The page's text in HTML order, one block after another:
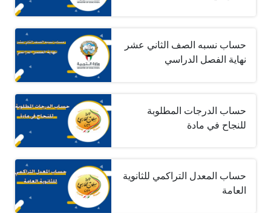
حساب نسبه الصف الثاني عشر
نهاية الفصل الدراسي
حساب الدرجات المطلوبة
للنجاح في مادة
حساب المعدل التراكمي للثانوية
العامة